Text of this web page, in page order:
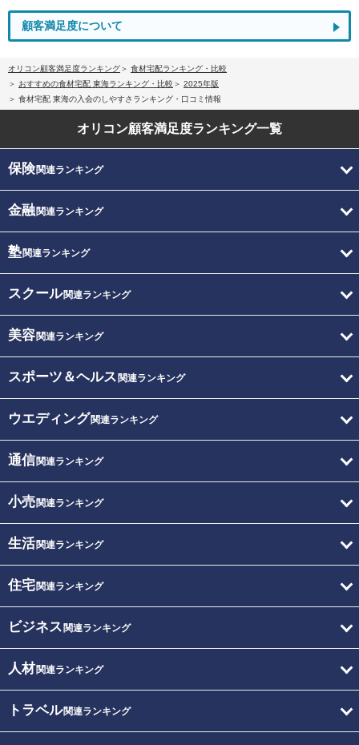
顧客満足度について
オリコン顧客満足度ランキング
食材宅配ランキング・比較
おすすめの食材宅配 東海ランキング・比較
2025年版
食材宅配 東海の入会のしやすさランキング・口コミ情報
オリコン顧客満足度ランキング一覧
保険関連ランキング
金融関連ランキング
塾関連ランキング
スクール関連ランキング
美容関連ランキング
スポーツ＆ヘルス 関連ランキング
ウエディング関連ランキング
通信関連ランキング
小売関連ランキング
生活関連ランキング
住宅関連ランキング
ビジネス 関連ランキング
人材関連ランキング
トラベル関連ランキング